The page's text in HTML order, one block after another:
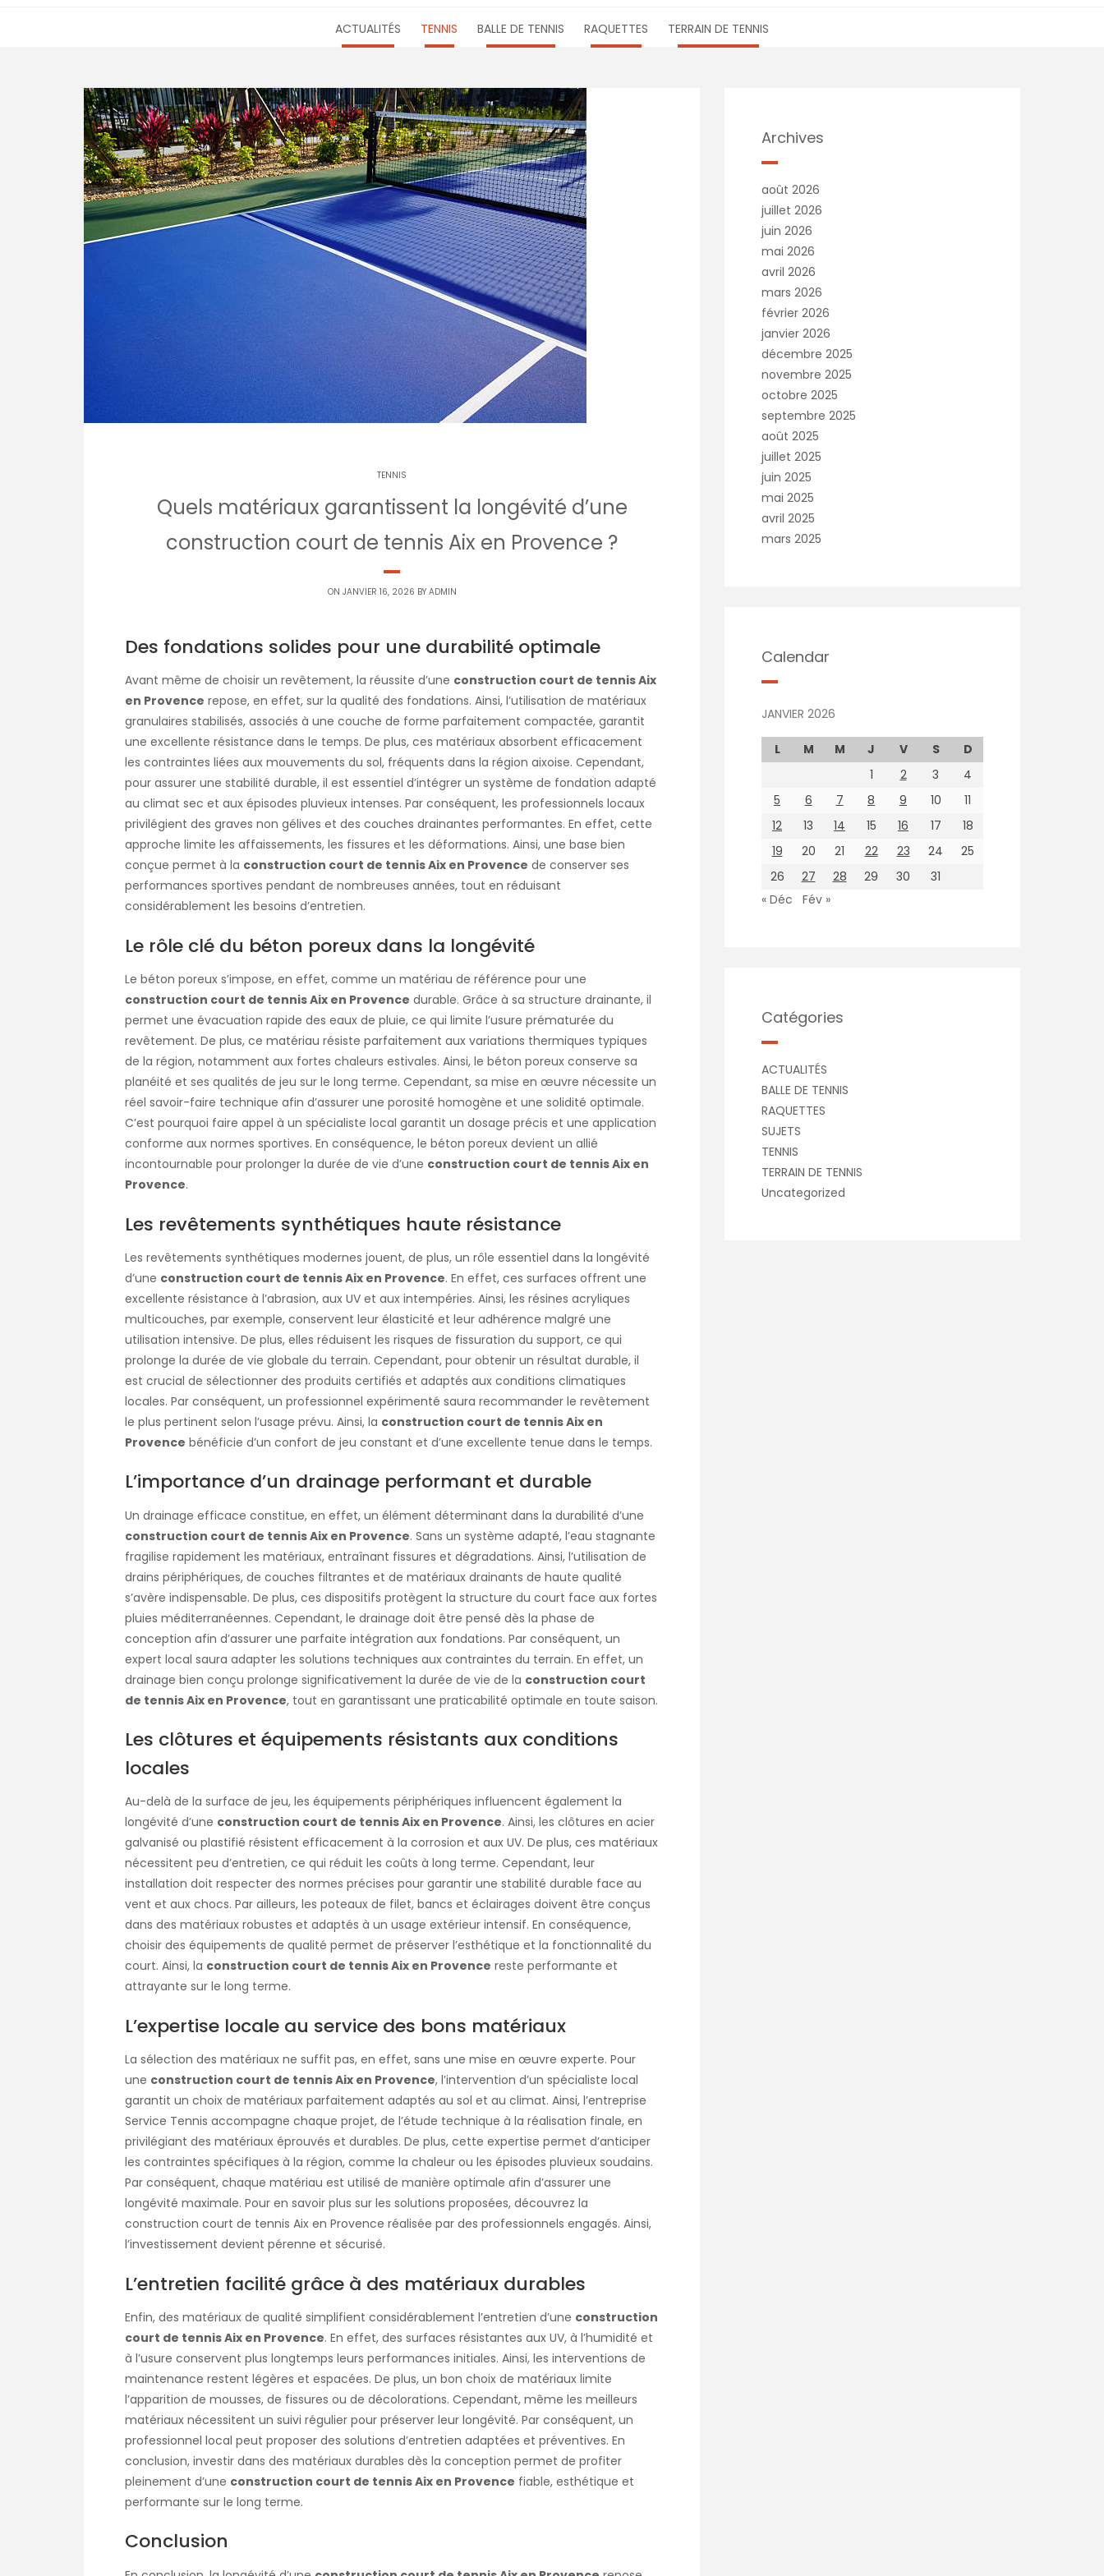
ACTUALITÉS TENNIS BALLE DE TENNIS RAQUETTES TERRAIN DE TENNIS
TENNIS
Quels matériaux garantissent la longévité d’une
construction court de tennis Aix en Provence ?
ON JANVIER 16, 2026 BY ADMIN
Des fondations solides pour une durabilité optimale
Avant même de choisir un revêtement, la réussite d’une construction court de tennis Aix
en Provence repose, en effet, sur la qualité des fondations. Ainsi, l’utilisation de matériaux
granulaires stabilisés, associés à une couche de forme parfaitement compactée, garantit
une excellente résistance dans le temps. De plus, ces matériaux absorbent efficacement
les contraintes liées aux mouvements du sol, fréquents dans la région aixoise. Cependant,
pour assurer une stabilité durable, il est essentiel d’intégrer un système de fondation adapté
au climat sec et aux épisodes pluvieux intenses. Par conséquent, les professionnels locaux
privilégient des graves non gélives et des couches drainantes performantes. En effet, cette
approche limite les affaissements, les fissures et les déformations. Ainsi, une base bien
conçue permet à la construction court de tennis Aix en Provence de conserver ses
performances sportives pendant de nombreuses années, tout en réduisant
considérablement les besoins d’entretien.
Le rôle clé du béton poreux dans la longévité
Le béton poreux s’impose, en effet, comme un matériau de référence pour une
construction court de tennis Aix en Provence durable. Grâce à sa structure drainante, il
permet une évacuation rapide des eaux de pluie, ce qui limite l’usure prématurée du
revêtement. De plus, ce matériau résiste parfaitement aux variations thermiques typiques
de la région, notamment aux fortes chaleurs estivales. Ainsi, le béton poreux conserve sa
planéité et ses qualités de jeu sur le long terme. Cependant, sa mise en œuvre nécessite un
réel savoir-faire technique afin d’assurer une porosité homogène et une solidité optimale.
C’est pourquoi faire appel à un spécialiste local garantit un dosage précis et une application
conforme aux normes sportives. En conséquence, le béton poreux devient un allié
incontournable pour prolonger la durée de vie d’une construction court de tennis Aix en
Provence.
Les revêtements synthétiques haute résistance
Les revêtements synthétiques modernes jouent, de plus, un rôle essentiel dans la longévité
d’une construction court de tennis Aix en Provence. En effet, ces surfaces offrent une
excellente résistance à l’abrasion, aux UV et aux intempéries. Ainsi, les résines acryliques
multicouches, par exemple, conservent leur élasticité et leur adhérence malgré une
utilisation intensive. De plus, elles réduisent les risques de fissuration du support, ce qui
prolonge la durée de vie globale du terrain. Cependant, pour obtenir un résultat durable, il
est crucial de sélectionner des produits certifiés et adaptés aux conditions climatiques
locales. Par conséquent, un professionnel expérimenté saura recommander le revêtement
le plus pertinent selon l’usage prévu. Ainsi, la construction court de tennis Aix en
Provence bénéficie d’un confort de jeu constant et d’une excellente tenue dans le temps.
L’importance d’un drainage performant et durable
Un drainage efficace constitue, en effet, un élément déterminant dans la durabilité d’une
construction court de tennis Aix en Provence. Sans un système adapté, l’eau stagnante
fragilise rapidement les matériaux, entraînant fissures et dégradations. Ainsi, l’utilisation de
drains périphériques, de couches filtrantes et de matériaux drainants de haute qualité
s’avère indispensable. De plus, ces dispositifs protègent la structure du court face aux fortes
pluies méditerranéennes. Cependant, le drainage doit être pensé dès la phase de
conception afin d’assurer une parfaite intégration aux fondations. Par conséquent, un
expert local saura adapter les solutions techniques aux contraintes du terrain. En effet, un
drainage bien conçu prolonge significativement la durée de vie de la construction court
de tennis Aix en Provence, tout en garantissant une praticabilité optimale en toute saison.
Les clôtures et équipements résistants aux conditions
locales
Au-delà de la surface de jeu, les équipements périphériques influencent également la
longévité d’une construction court de tennis Aix en Provence. Ainsi, les clôtures en acier
galvanisé ou plastifié résistent efficacement à la corrosion et aux UV. De plus, ces matériaux
nécessitent peu d’entretien, ce qui réduit les coûts à long terme. Cependant, leur
installation doit respecter des normes précises pour garantir une stabilité durable face au
vent et aux chocs. Par ailleurs, les poteaux de filet, bancs et éclairages doivent être conçus
dans des matériaux robustes et adaptés à un usage extérieur intensif. En conséquence,
choisir des équipements de qualité permet de préserver l’esthétique et la fonctionnalité du
court. Ainsi, la construction court de tennis Aix en Provence reste performante et
attrayante sur le long terme.
L’expertise locale au service des bons matériaux
La sélection des matériaux ne suffit pas, en effet, sans une mise en œuvre experte. Pour
une construction court de tennis Aix en Provence, l’intervention d’un spécialiste local
garantit un choix de matériaux parfaitement adaptés au sol et au climat. Ainsi, l’entreprise
Service Tennis accompagne chaque projet, de l’étude technique à la réalisation finale, en
privilégiant des matériaux éprouvés et durables. De plus, cette expertise permet d’anticiper
les contraintes spécifiques à la région, comme la chaleur ou les épisodes pluvieux soudains.
Par conséquent, chaque matériau est utilisé de manière optimale afin d’assurer une
longévité maximale. Pour en savoir plus sur les solutions proposées, découvrez la
construction court de tennis Aix en Provence réalisée par des professionnels engagés. Ainsi,
l’investissement devient pérenne et sécurisé.
L’entretien facilité grâce à des matériaux durables
Enfin, des matériaux de qualité simplifient considérablement l’entretien d’une construction
court de tennis Aix en Provence. En effet, des surfaces résistantes aux UV, à l’humidité et
à l’usure conservent plus longtemps leurs performances initiales. Ainsi, les interventions de
maintenance restent légères et espacées. De plus, un bon choix de matériaux limite
l’apparition de mousses, de fissures ou de décolorations. Cependant, même les meilleurs
matériaux nécessitent un suivi régulier pour préserver leur longévité. Par conséquent, un
professionnel local peut proposer des solutions d’entretien adaptées et préventives. En
conclusion, investir dans des matériaux durables dès la conception permet de profiter
pleinement d’une construction court de tennis Aix en Provence fiable, esthétique et
performante sur le long terme.
Conclusion
Archives
août 2026
juillet 2026
juin 2026
mai 2026
avril 2026
mars 2026
février 2026
janvier 2026
décembre 2025
novembre 2025
octobre 2025
septembre 2025
août 2025
juillet 2025
juin 2025
mai 2025
avril 2025
mars 2025
Calendar
JANVIER 2026
L M M J V S
D
1
2 3
4
5
6 7 8 9 10
11
12
13 14 15 16 17
18
19
20 21 22 23 24
25
26
27 28 29 30
31
« Déc
Fév »
Catégories
ACTUALITÉS
BALLE DE TENNIS
RAQUETTES
SUJETS
TENNIS
TERRAIN DE TENNIS
Uncategorized